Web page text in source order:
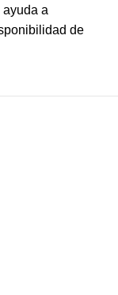
a
de